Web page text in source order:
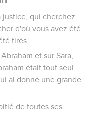
justice, qui cherchez
d'où vous avez été
tirés.
et sur Sara,
était tout seul
ai donné une grande
de toutes ses